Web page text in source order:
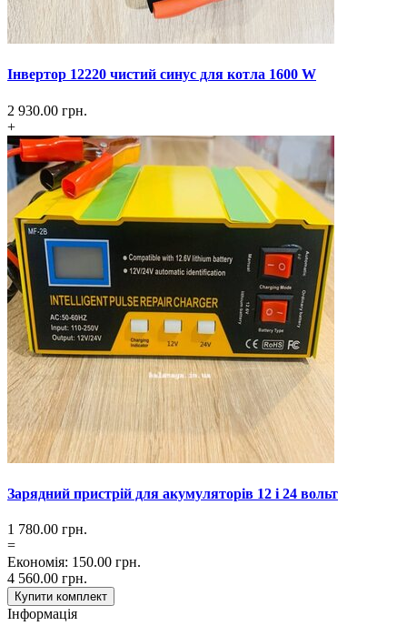
Інвертор 12220 чистий синус для котла 1600 W
2 930.00 грн.
+
Зарядний пристрій для акумуляторів 12 і 24 вольт
1 780.00 грн.
=
Економія: 150.00 грн.
4 560.00 грн.
Купити комплект
Інформація